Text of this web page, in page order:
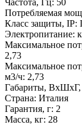
Потребляемая
Класс защиты, IP:
Электропитание:
Максимальное
2,73
Максимальное
м3/ч: 2,73
Габариты, ВхШхГ,
Страна: Италия
Гарантия, г: 2
Масса, кг: 28